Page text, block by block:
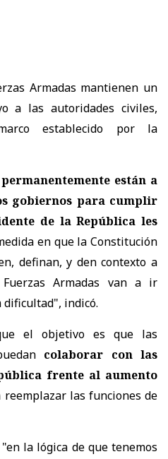
Armadas mantienen un
a las autoridades civiles,
establecido por la
están a
gobiernos para cumplir
de la República les
en que la Constitución
definan, y den contexto a
Armadas van a ir
indicó.
el objetivo es que las
colaborar con las
frente al aumento
reemplazar las funciones de
la lógica de que tenemos